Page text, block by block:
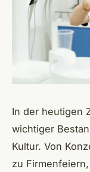
In der heutigen
wichtiger
Kultur. Von
zu